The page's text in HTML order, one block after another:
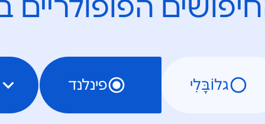
הפופולריים
גלוֹבָּלִי פינלנד